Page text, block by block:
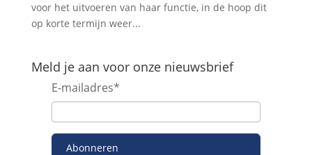
voor het uitvoeren van haar functie, in de hoop dit
op korte termijn weer...
Meld je aan voor onze nieuwsbrief
E-mailadres*
Abonneren